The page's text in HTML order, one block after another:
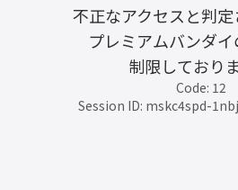
不正なアクセスと判定
プレミアムバンダ
制限しており
Code: 12
Session ID: mskc4spd-